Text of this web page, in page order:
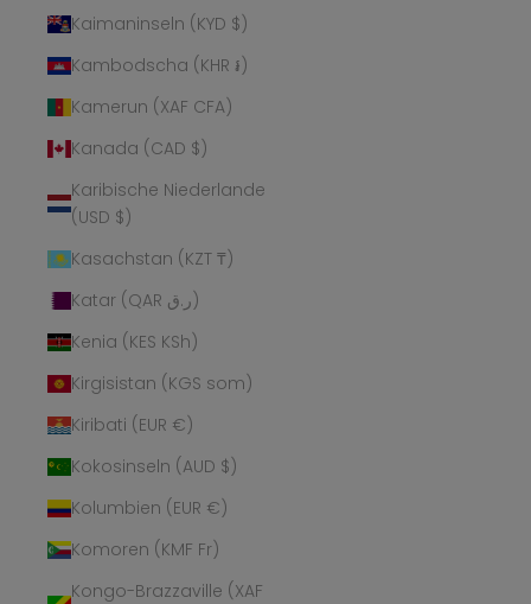
Kaimaninseln (KYD $)
Kambodscha (KHR ៛)
Kamerun (XAF CFA)
Kanada (CAD $)
Karibische Niederlande
(USD $)
Kasachstan (KZT ₸)
Katar (QAR ر.ق)
Kenia (KES KSh)
Kirgisistan (KGS som)
Kiribati (EUR €)
Kokosinseln (AUD $)
Kolumbien (EUR €)
Komoren (KMF Fr)
Kongo-Brazzaville (XAF